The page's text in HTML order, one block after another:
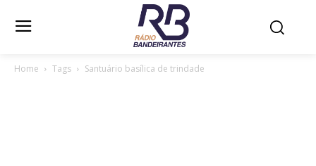
Home Tags Santuário basílica de trindade